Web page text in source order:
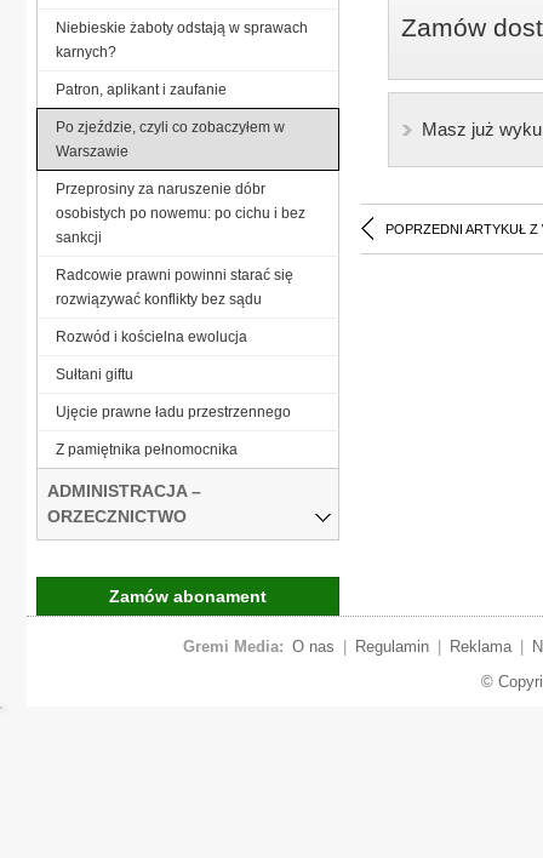
Zamów
Masz już
POPRZEDNI ARTYKUŁ Z
Niebieskie żaboty odstają w sprawach
karnych?
Patron, aplikant i zaufanie
Po zjeździe, czyli co zobaczyłem w
Warszawie
Przeprosiny za naruszenie dóbr
osobistych po nowemu: po cichu i bez
sankcji
Radcowie prawni powinni starać się
rozwiązywać konflikty bez sądu
Rozwód i kościelna ewolucja
Sułtani giftu
Ujęcie prawne ładu przestrzennego
Z pamiętnika pełnomocnika
ADMINISTRACJA –
ORZECZNICTWO
Zamów abonament
Gremi Media: O nas Regulamin Reklama
©